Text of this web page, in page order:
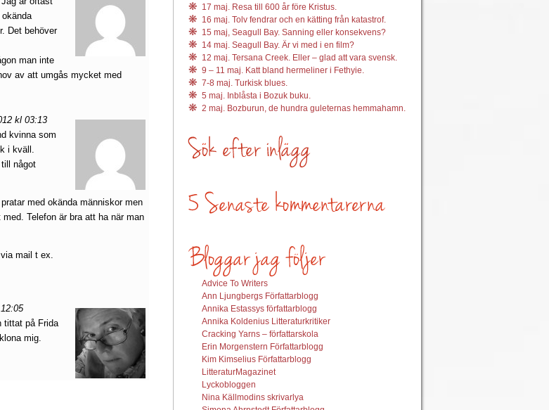
Det behöver
man inte
av att umgås mycket med
kl 03:13
kvinna som
i kväll.
något
med okända människor men
Telefon är bra att ha när man
mail t ex.
tittat på Frida
mig.
17 maj. Resa till 600 år före Kristus.
16 maj. Tolv fendrar och en kätting från katastrof.
15 maj, Seagull Bay. Sanning eller konsekvens?
14 maj. Seagull Bay. Är vi med i en film?
12 maj. Tersana Creek. Eller – glad att vara svensk.
9 – 11 maj. Katt bland hermeliner i Fethyie.
7-8 maj. Turkisk blues.
5 maj. Inblåsta i Bozuk buku.
2 maj. Bozburun, de hundra guleternas hemmahamn.
Advice To Writers
Ann Ljungbergs Författarblogg
Annika Estassys författarblogg
Annika Koldenius Litteraturkritiker
Cracking Yarns – författarskola
Erin Morgenstern Författarblogg
Kim Kimselius Författarblogg
LitteraturMagazinet
Lyckobloggen
Nina Källmodins skrivarlya